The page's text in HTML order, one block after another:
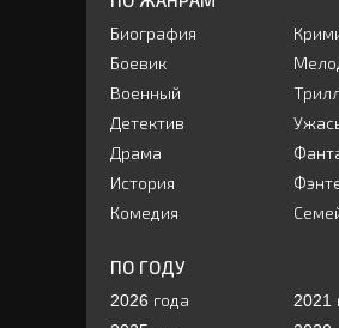
Биография
Боевик
Военный
Детектив
Драма
История
Комедия
ПО ГОДУ
2026 года
2021